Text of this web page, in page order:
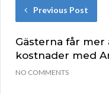
Previous Post
Gästerna får mer
kostnader med
NO COMMENTS